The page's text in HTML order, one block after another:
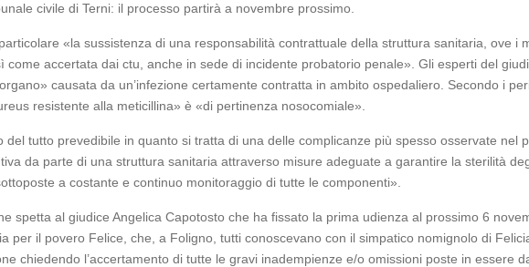
civile di Terni: il processo partirà a novembre prossimo.
«la sussistenza di una responsabilità contrattuale della struttura sanitaria, ove i
come accertata dai ctu, anche in sede di incidente probatorio penale». Gli esperti del
causata da un’infezione certamente contratta in ambito ospedaliero. Secondo i
resistente alla meticillina» è «di pertinenza nosocomiale».
del tutto prevedibile in quanto si tratta di una delle complicanze più spesso osservate nel
da parte di una struttura sanitaria attraverso misure adeguate a garantire la sterilità
a costante e continuo monitoraggio di tutte le componenti».
spetta al giudice Angelica Capotosto che ha fissato la prima udienza al prossimo 6
per il povero Felice, che, a Foligno, tutti conoscevano con il simpatico nomignolo di
chiedendo l’accertamento di tutte le gravi inadempienze e/o omissioni poste in essere